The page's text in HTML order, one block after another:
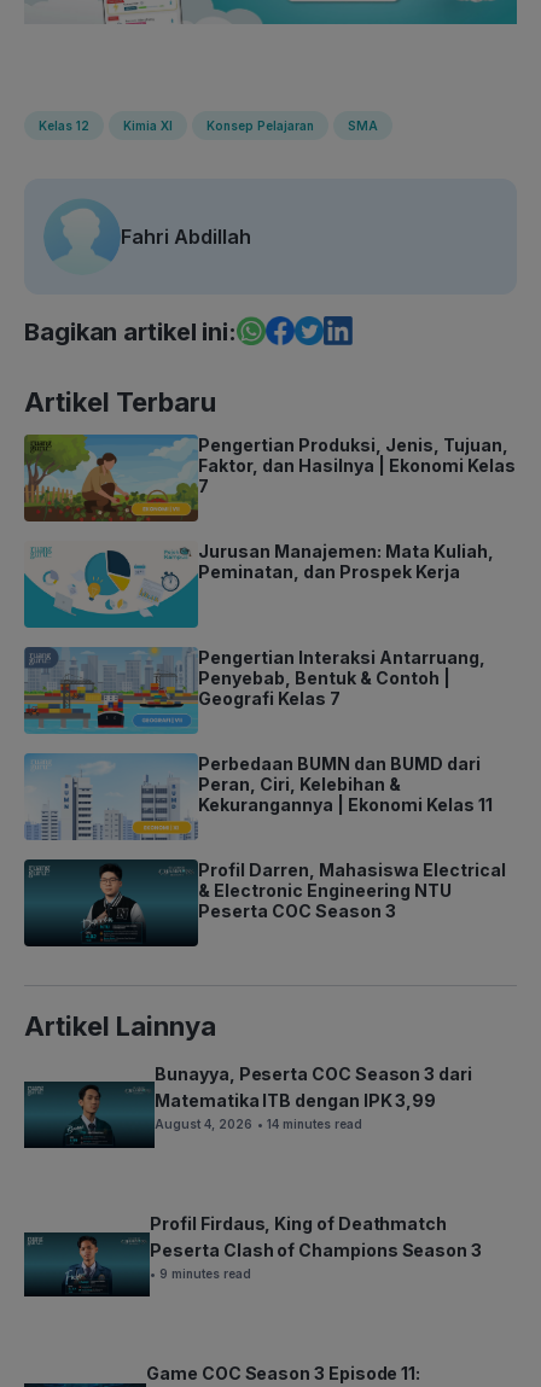
Kelas 12 Kimia XI Konsep Pelajaran SMA
Fahri Abdillah
Bagikan artikel ini:
Artikel Terbaru
Pengertian Produksi, Jenis, Tujuan,
Faktor, dan Hasilnya | Ekonomi Kelas
7
Jurusan Manajemen: Mata Kuliah,
Peminatan, dan Prospek Kerja
Pengertian Interaksi Antarruang,
Penyebab, Bentuk & Contoh |
Geografi Kelas 7
Perbedaan BUMN dan BUMD dari
Peran, Ciri, Kelebihan &
Kekurangannya | Ekonomi Kelas 11
Profil Darren, Mahasiswa Electrical
& Electronic Engineering NTU
Peserta COC Season 3
Artikel Lainnya
Bunayya, Peserta COC Season 3 dari
Matematika ITB dengan IPK 3,99
August 4, 2026 • 14 minutes read
Profil Firdaus, King of Deathmatch
Peserta Clash of Champions Season 3
• 9 minutes read
Game COC Season 3 Episode 11: